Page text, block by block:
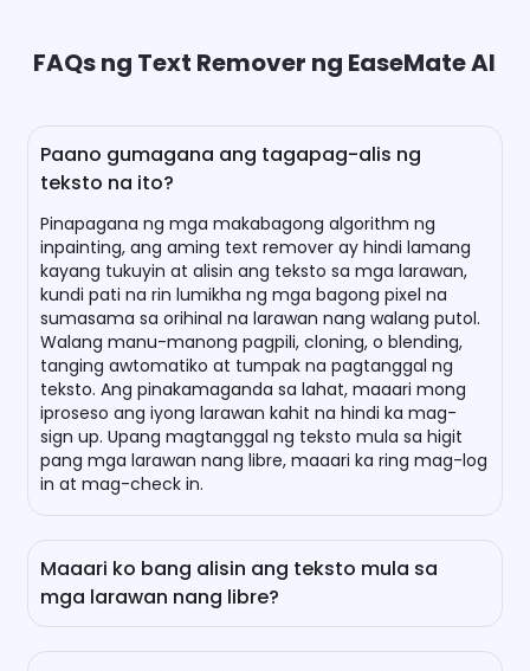
FAQs ng Text Remover ng EaseMate AI
Paano gumagana ang tagapag-alis ng
teksto na ito?
Pinapagana ng mga makabagong algorithm ng
inpainting, ang aming text remover ay hindi lamang
kayang tukuyin at alisin ang teksto sa mga larawan,
kundi pati na rin lumikha ng mga bagong pixel na
sumasama sa orihinal na larawan nang walang putol.
Walang manu-manong pagpili, cloning, o blending,
tanging awtomatiko at tumpak na pagtanggal ng
teksto. Ang pinakamaganda sa lahat, maaari mong
iproseso ang iyong larawan kahit na hindi ka mag-
sign up. Upang magtanggal ng teksto mula sa higit
pang mga larawan nang libre, maaari ka ring mag-log
in at mag-check in.
Maaari ko bang alisin ang teksto mula sa
mga larawan nang libre?